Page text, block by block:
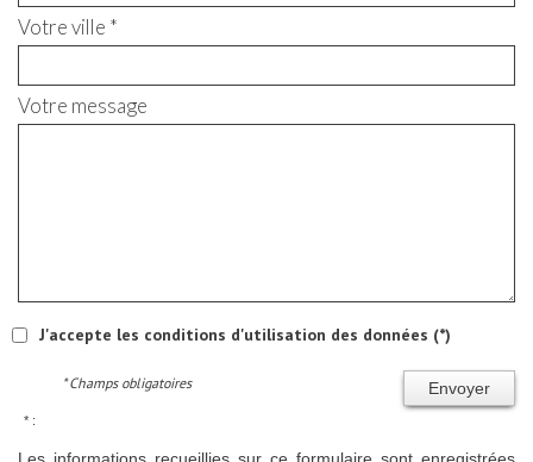
Votre ville *
Votre message
J'accepte les conditions d'utilisation des données (*)
Envoyer
* Champs obligatoires
* :